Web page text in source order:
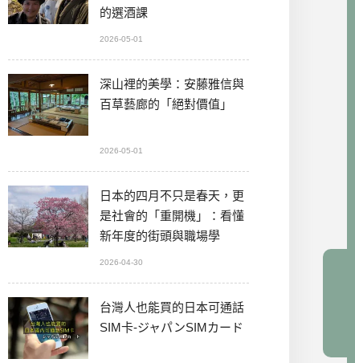
的選酒課
2026-05-01
深山裡的美學：安藤雅信與
百草藝廊的「絕對價值」
2026-05-01
日本的四月不只是春天，更
是社會的「重開機」：看懂
新年度的街頭與職場學
2026-04-30
台灣人也能買的日本可通話
SIM卡-ジャパンSIMカード